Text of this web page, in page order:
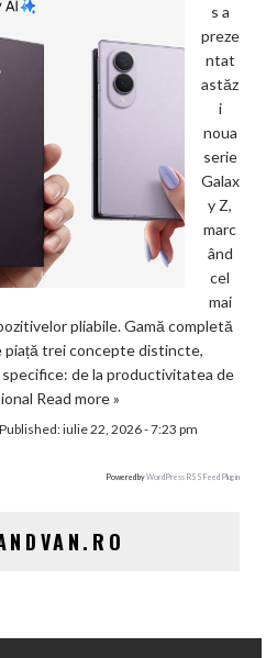
s a
preze
ntat
astăz
i
noua
serie
Galax
y Z,
marc
ând
cel
mai
pliabile. Gamă completă
piață trei concepte distincte,
de la productivitatea de
Read more »
Published:iulie 22, 2026 - 7:23 pm
Powered byWordPress RSS Feed Plugin